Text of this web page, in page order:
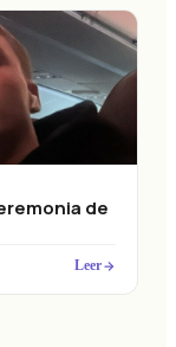
de
Leer